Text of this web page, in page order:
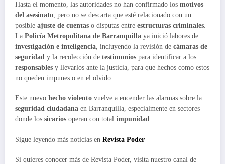
Hasta el momento, las autoridades no han confirmado los motivos
del asesinato, pero no se descarta que esté relacionado con un
posible ajuste de cuentas o disputas entre estructuras criminales.
La Policía Metropolitana de Barranquilla ya inició labores de
investigación e inteligencia, incluyendo la revisión de cámaras de
seguridad y la recolección de testimonios para identificar a los
responsables y llevarlos ante la justicia, para que hechos como estos
no queden impunes o en el olvido.
Este nuevo hecho violento vuelve a encender las alarmas sobre la
seguridad ciudadana en Barranquilla, especialmente en sectores
donde los sicarios operan con total impunidad.
Sigue leyendo más noticias en Revista Poder
Si quieres conocer más de Revista Poder, visita nuestro canal de